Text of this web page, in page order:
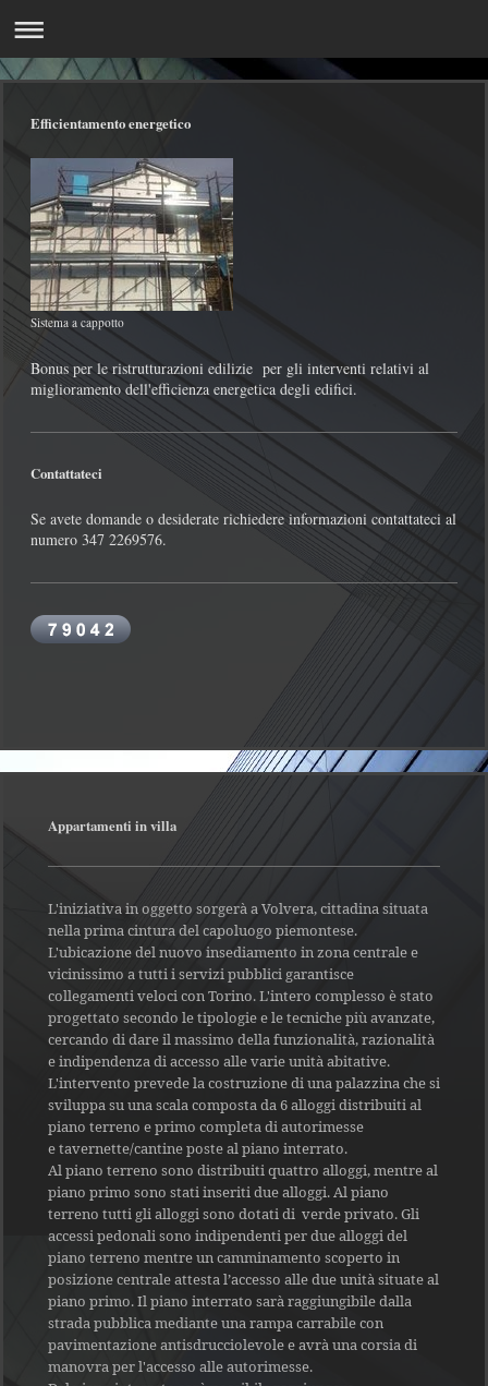
Efficientamento energetico
Sistema a cappotto
Bonus per le ristrutturazioni edilizie per gli interventi relativi al
miglioramento dell'efficienza energetica degli edifici.
Contattateci
Se avete domande o desiderate richiedere informazioni contattateci al
numero 347 2269576.
Appartamenti in villa
L'iniziativa in oggetto sorgerà a Volvera, cittadina situata
nella prima cintura del capoluogo piemontese.
L'ubicazione del nuovo insediamento in zona centrale e
vicinissimo a tutti i servizi pubblici garantisce
collegamenti veloci con Torino. L'intero complesso è stato
progettato secondo le tipologie e le tecniche più avanzate,
cercando di dare il massimo della funzionalità, razionalità
e indipendenza di accesso alle varie unità abitative.
L'intervento prevede la costruzione di una palazzina che si
sviluppa su una scala composta da 6 alloggi distribuiti al
piano terreno e primo completa di autorimesse
e tavernette/cantine poste al piano interrato.
Al piano terreno sono distribuiti quattro alloggi, mentre al
piano primo sono stati inseriti due alloggi.Al piano
terreno tutti gli alloggi sono dotati di verde privato. Gli
accessi pedonali sono indipendenti per due alloggi del
piano terreno mentre un camminamento scoperto in
posizione centrale attesta l’accesso alle due unità situate al
piano primo.Il piano interrato sarà raggiungibile dalla
strada pubblica mediante una rampa carrabile con
pavimentazione antisdrucciolevole e avrà una corsia di
manovra per l'accesso alle autorimesse.